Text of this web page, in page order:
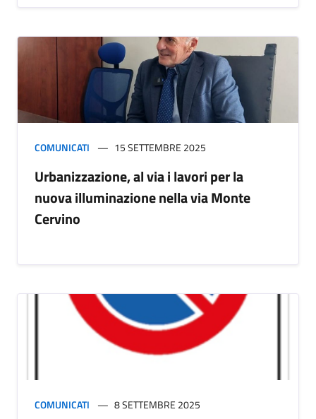
COMUNICATI 15 SETTEMBRE 2025
Urbanizzazione, al via i lavori per la
nuova illuminazione nella via Monte
Cervino
COMUNICATI 8 SETTEMBRE 2025